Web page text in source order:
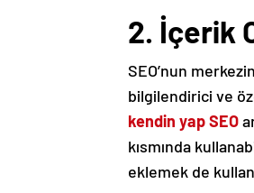
2. İçerik
SEO’nun
bilgilendirici ve
kendin yap SEO
kısmında
eklemek de